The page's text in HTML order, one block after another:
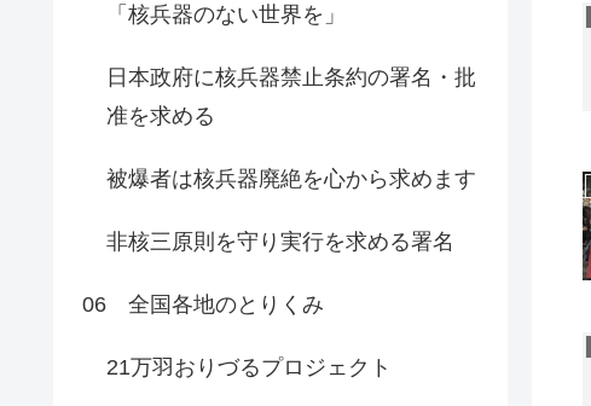
「核兵器のない世界を」
日本政府に核兵器禁止条約の署名・批
准を求める
被爆者は核兵器廃絶を心から求めます
非核三原則を守り実行を求める署名
06 全国各地のとりくみ
21万羽おりづるプロジェクト